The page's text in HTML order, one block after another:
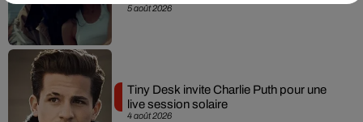
5 août 2026
4 août 2026
Tiny Desk invite Charlie Puth pour une
live session solaire